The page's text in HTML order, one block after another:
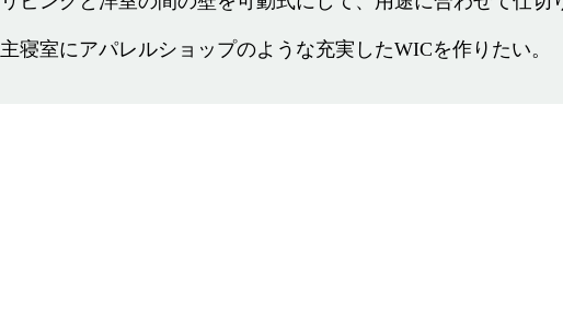
主寝室にアパレルショップのような充実したWICを作りたい。